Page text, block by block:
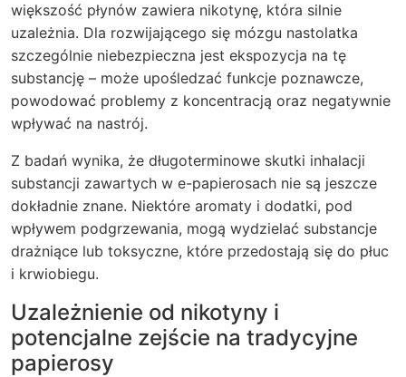
większość płynów zawiera nikotynę, która silnie
uzależnia. Dla rozwijającego się mózgu nastolatka
szczególnie niebezpieczna jest ekspozycja na tę
substancję – może upośledzać funkcje poznawcze,
powodować problemy z koncentracją oraz negatywnie
wpływać na nastrój.
Z badań wynika, że długoterminowe skutki inhalacji
substancji zawartych w e-papierosach nie są jeszcze
dokładnie znane. Niektóre aromaty i dodatki, pod
wpływem podgrzewania, mogą wydzielać substancje
drażniące lub toksyczne, które przedostają się do płuc
i krwiobiegu.
Uzależnienie od nikotyny i
potencjalne zejście na tradycyjne
papierosy